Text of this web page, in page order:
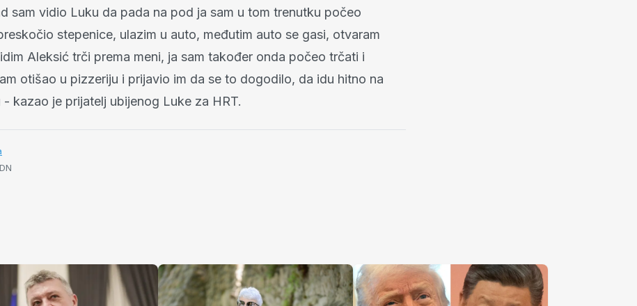
sam vidio Luku da pada na pod ja sam u tom trenutku počeo
stepenice, ulazim u auto, međutim auto se gasi, otvaram
Aleksić trči prema meni, ja sam također onda počeo trčati i
otišao u pizzeriju i prijavio im da se to dogodilo, da idu hitno na
- kazao je prijatelj ubijenog Luke za HRT.